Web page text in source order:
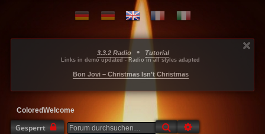
3.3.2 Radio • Tutorial
Links in demo updated - Radio in all styles adapted
Bon Jovi – Christmas Isn’t Christmas
ColoredWelcome
Gesperrt Suche